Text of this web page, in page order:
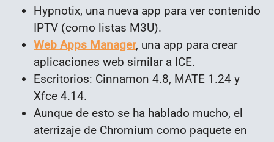
Hypnotix, una nueva app para ver contenido
IPTV (como listas M3U).
Web Apps Manager, una app para crear
aplicaciones web similar a ICE.
Escritorios: Cinnamon 4.8, MATE 1.24 y
Xfce 4.14.
Aunque de esto se ha hablado mucho, el
aterrizaje de Chromium como paquete en